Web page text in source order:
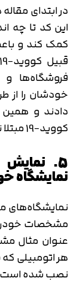
در ابتدای
این کد تا چه
کمک کند و
فروشگاه‌ها
خودشان را از
دادند و همین
کووید-19 مبتلا نشوند.
5.
نمایشگاه
نمایشگاه‌های
مشخصات
عنوان مثال
نصب شده